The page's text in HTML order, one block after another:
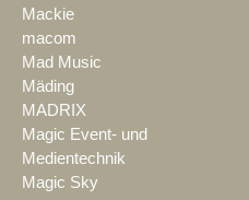
Mackie
macom
Mad Music
Mäding
MADRIX
Magic Event- und
Medientechnik
Magic Sky